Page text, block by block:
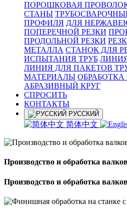
ПОРОШКОВАЯ
СТАНЫ
ПРОФИЛЯ ДЛЯ
ПОПЕРЕЧНОЙ РЕЗКИ
ПРОДОЛЬНОЙ РЕЗКИ
МЕТАЛЛА СТАНОК ДЛЯ
ИСПЫТАНИЯ ТРУБ
ЛИНИЯ ДЛЯ ПАКЕТОВ
МАТЕРИАЛЫ
АБРАЗИВНЫЙ КРУГ
СПРОСИТЬ
КОНТАКТЫ
РУССКИЙ
简体中文
Производство и обработка
Производство и обработка